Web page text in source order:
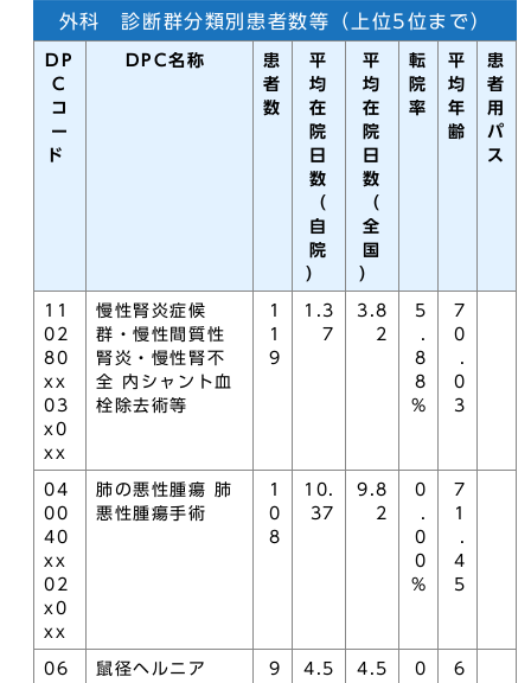
外科 診断群分類別患者数等（上位5位まで）
DP
C
コ
ー
ド
DPC名称
患
者
数
平
均
在
院
日
数
（
自
院
）
平
均
在
院
日
数
（
全
国
）
転
院
率
平
均
年
齢
患
者
用
パ
ス
11
02
80
xx
03
x0
xx
慢性腎炎症候
群・慢性間質性
腎炎・慢性腎不
全 内シャント血
栓除去術等
1
1
9
1.3
7
3.8
2
5
.
8
8
%
7
0
.
0
3
04
00
40
xx
02
x0
xx
肺の悪性腫瘍 肺
悪性腫瘍手術
1
0
8
10.
37
9.8
2
0
.
0
0
%
7
1
.
4
5
06
鼠径ヘルニア
9
4.5
4.5
0
6